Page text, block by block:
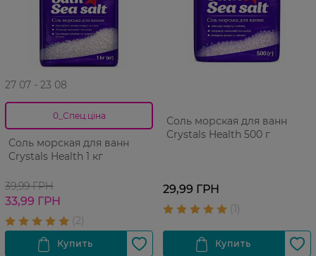
27 07 - 23 08
0_Спец.ціна
Соль морская для ванн
Crystals Health 1 кг
39,99 ГРН
33,99 ГРН
Соль морская для ванн
Crystals Health 500 г
29,99 ГРН